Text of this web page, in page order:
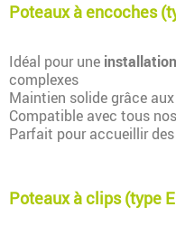
Poteaux à encoches
Idéal pour une
complexes
Maintien solide grâce aux
Compatible avec tous nos
Parfait pour accueillir des
Poteaux à clips (type